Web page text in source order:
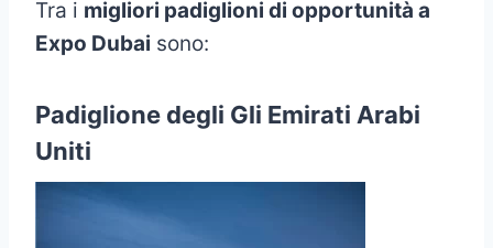
Tra i migliori padiglioni di opportunità a
Expo Dubai sono:
Padiglione degli Gli Emirati Arabi
Uniti